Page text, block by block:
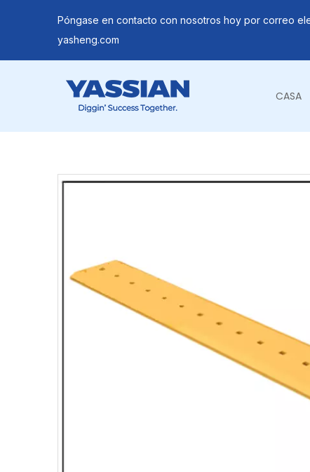
Póngase en contacto con nosotros hoy por correo
yasheng.com
CASA